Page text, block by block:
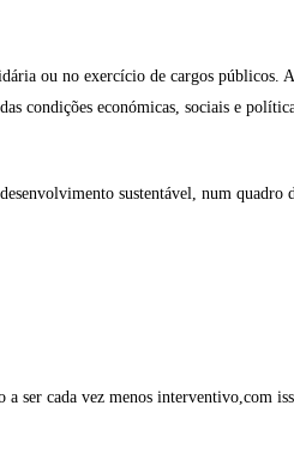
ou no exercício de cargos públicos.
condições económicas, sociais e
sustentável, num
ser cada vez menos interventivo,com